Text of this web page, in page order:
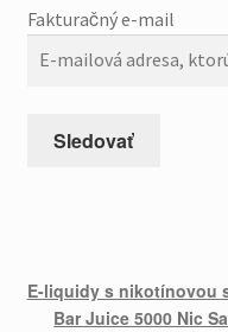
Fakturačný e-mail
Sledovať
E-liquidy s nikotínovou
Bar Juice 5000 Nic